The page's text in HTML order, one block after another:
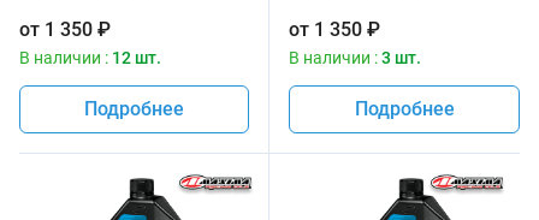
Maxima 1 литр
от 1 350 ₽
В наличии : 12 шт.
Подробнее
Maxima 1 литр
от 1 350 ₽
В наличии :3 шт.
Подробнее